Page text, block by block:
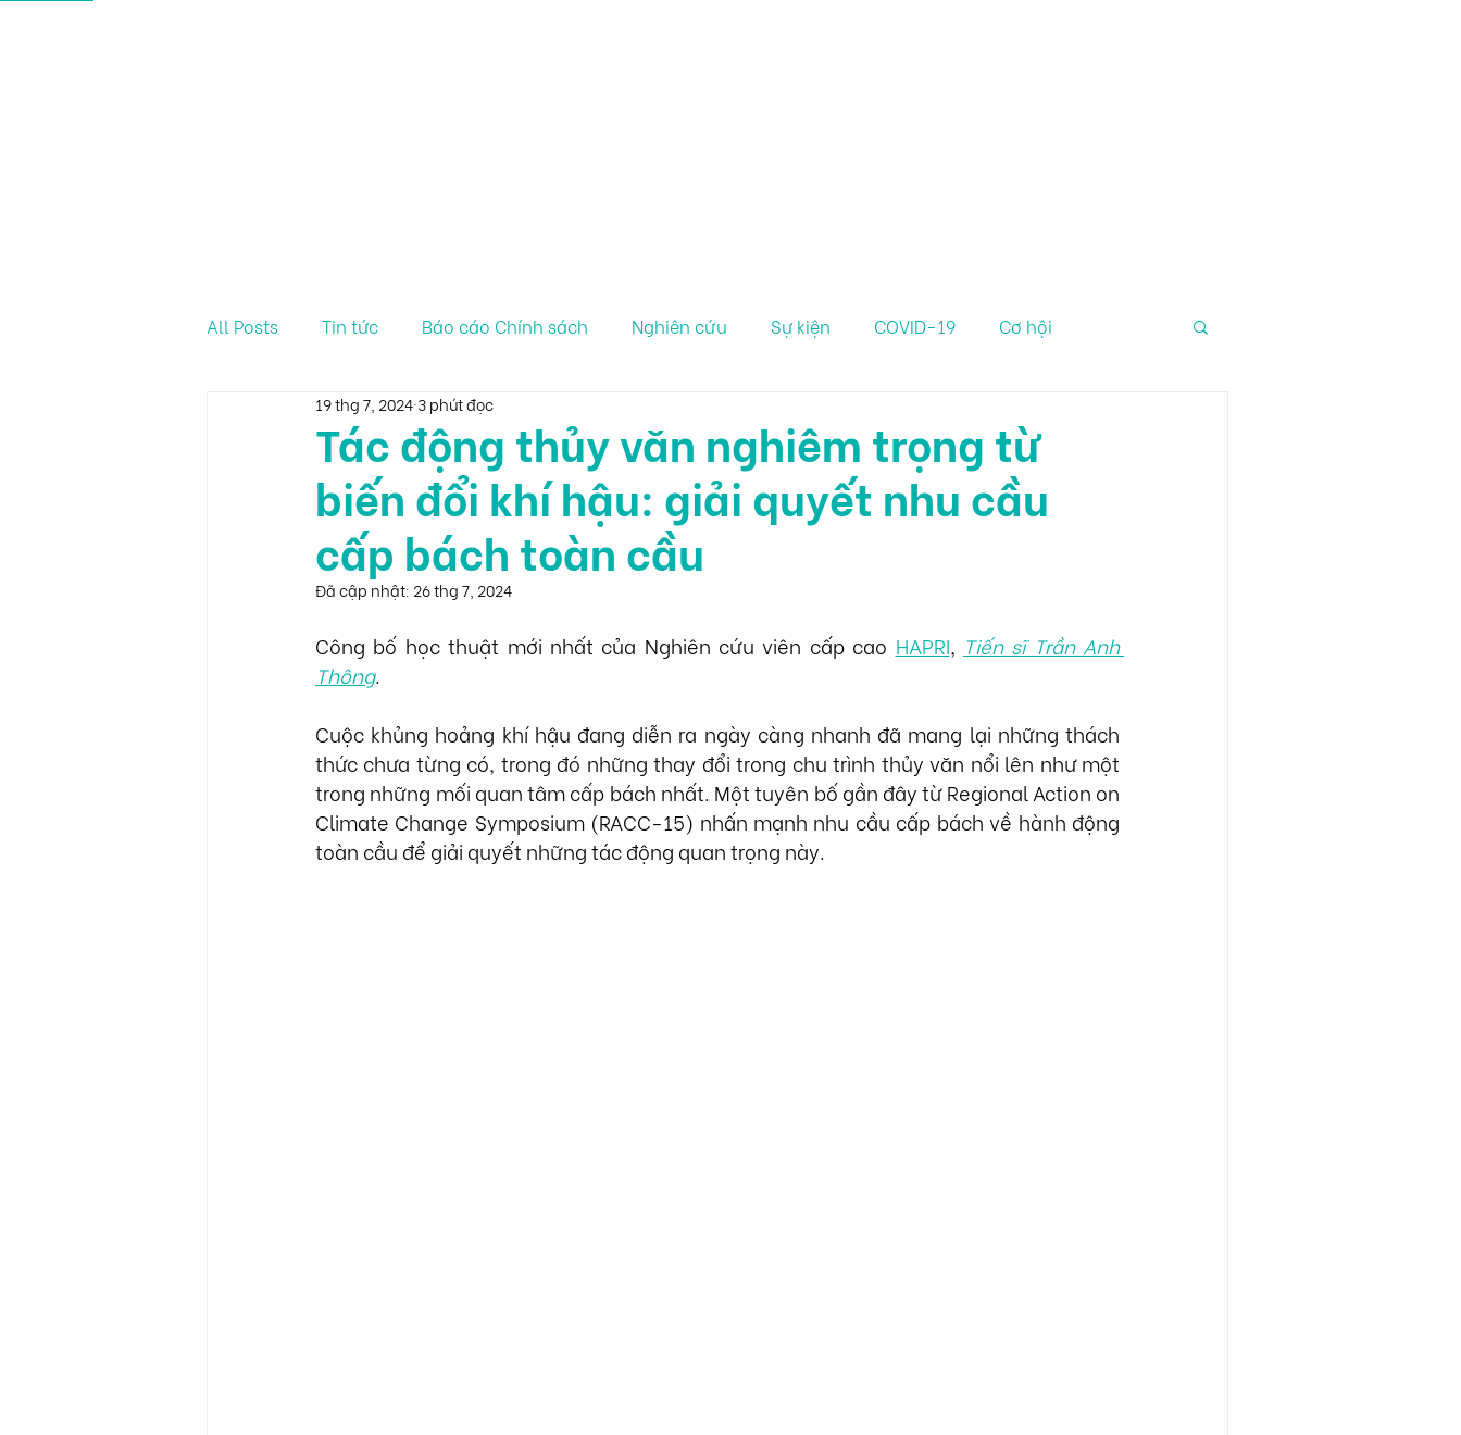
All Posts Tin tức Báo cáo Chính sách Nghiên cứu Sự kiện COVID-19 Cơ hội
Tác động thủy văn nghiêm trọng từ
biến đổi khí hậu: giải quyết nhu cầu
cấp bách toàn cầu
19 thg 7, 2024 3 phút đọc
Đã cập nhật: 26 thg 7, 2024
Công bố học thuật mới nhất của Nghiên cứu viên cấp cao HAPRI, Tiến sĩ Trần Anh
Thông.
Cuộc khủng hoảng khí hậu đang diễn ra ngày càng nhanh đã mang lại những thách
thức chưa từng có, trong đó những thay đổi trong chu trình thủy văn nổi lên như một
trong những mối quan tâm cấp bách nhất. Một tuyên bố gần đây từ Regional Action on
Climate Change Symposium (RACC-15) nhấn mạnh nhu cầu cấp bách về hành động
toàn cầu để giải quyết những tác động quan trọng này.